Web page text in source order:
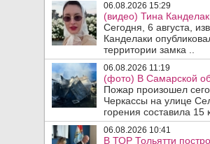
06.08.2026 15:29
(видео) Тина
Сегодня, 6 августа,
Канделаки
территории замка ..
06.08.2026 11:19
(фото) В Самарской
Пожар произошел
Черкассы на улице
горения составила 15
06.08.2026 10:41
В ТОР Тольятти